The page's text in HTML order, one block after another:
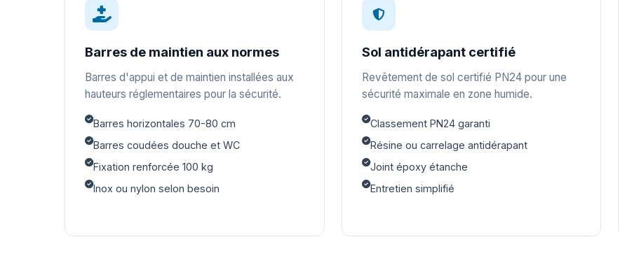
Barres de maintien aux normes
Barres d'appui et de maintien installées aux
hauteurs réglementaires pour la sécurité.
Barres horizontales 70-80 cm
Barres coudées douche et WC
Fixation renforcée 100 kg
Inox ou nylon selon besoin
Sol antidérapant certifié
Revêtement de sol certifié PN24 pour une
sécurité maximale en zone humide.
Classement PN24 garanti
Résine ou carrelage antidérapant
Joint époxy étanche
Entretien simplifié